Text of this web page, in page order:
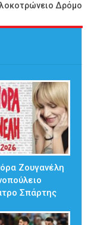
Δρόμο
Ζουγανέλη
Σπάρτης